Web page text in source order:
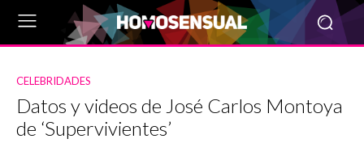
CELEBRIDADES
Datos y videos de José Carlos Montoya
de ‘Supervivientes’